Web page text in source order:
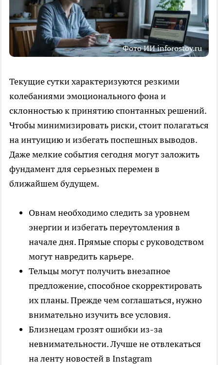
Фото ИИ inforostov.ru
Текущие сутки характеризуются резкими
колебаниями эмоционального фона и
склонностью к принятию спонтанных решений.
Чтобы минимизировать риски, стоит полагаться
на интуицию и избегать поспешных выводов.
Даже мелкие события сегодня могут заложить
фундамент для серьезных перемен в
ближайшем будущем.
Овнам необходимо следить за уровнем
энергии и избегать переутомления в
начале дня. Прямые споры с руководством
могут навредить карьере.
Тельцы могут получить внезапное
предложение, способное скорректировать
их планы. Прежде чем соглашаться, нужно
внимательно изучить все условия.
Близнецам грозят ошибки из-за
невнимательности. Лучше не отвлекаться
на ленту новостей в Instagram